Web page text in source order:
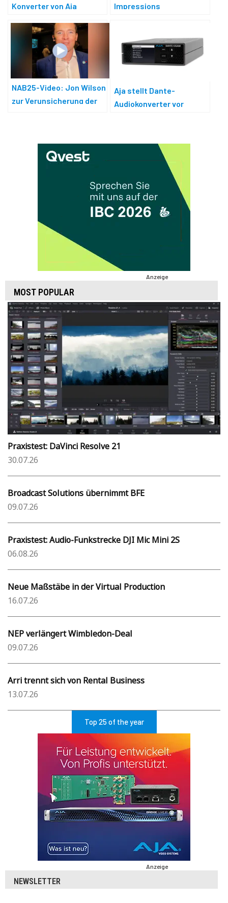
Konverter von Aja
Impressions
NAB25-Video: Jon Wilson
zur Verunsicherung der
Aja stellt Dante-
Audiokonverter vor
Anzeige
MOST POPULAR
Praxistest: DaVinci Resolve 21
30.07.26
Broadcast Solutions übernimmt BFE
09.07.26
Praxistest: Audio-Funkstrecke DJI Mic Mini 2S
06.08.26
Neue Maßstäbe in der Virtual Production
16.07.26
NEP verlängert Wimbledon-Deal
09.07.26
Arri trennt sich von Rental Business
13.07.26
Top 25 of the year
Anzeige
NEWSLETTER